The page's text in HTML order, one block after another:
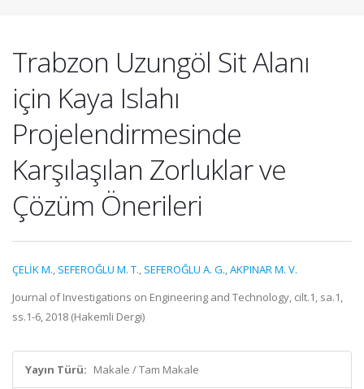
Trabzon Uzungöl Sit Alanı
için Kaya Islahı
Projelendirmesinde
Karşılaşılan Zorluklar ve
Çözüm Önerileri
ÇELİK M., SEFEROĞLU M. T., SEFEROĞLU A. G.,AKPINAR M. V.
Journal of Investigations on Engineering and Technology, cilt.1, sa.1,
ss.1-6, 2018 (Hakemli Dergi)
Yayın Türü: Makale / Tam Makale